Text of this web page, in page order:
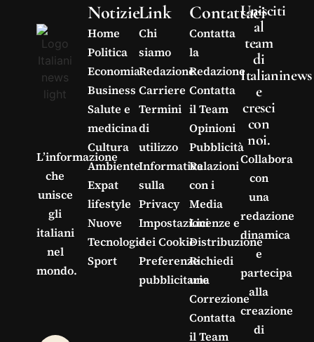
L’informazione
che
unisce
gli
italiani
nel
mondo.
Notizie
Home
Politica
Economia
Business
Salute e
medicina
Cultura
Ambiente
Expat
lifestyle
Nuove
Tecnologie
Sport
Link
Chi
siamo
Redazione
Carriere
Termini
di
utilizzo
Informativa
sulla
Privacy
Impostazioni
dei Cookie
Preferenze
pubblicitarie
Contattaci
Contatta
la
Redazione
Contatta
il Team
Opinioni
Pubblicità
Relazioni
con i
Media
Licenze e
Distribuzione
Richiedi
una
Correzione
Contatta
il Team
Unisciti
al
team
di
Italianinews
e
cresci
con
noi.
Collabora
con
una
redazione
dinamica
e
partecipa
alla
creazione
di